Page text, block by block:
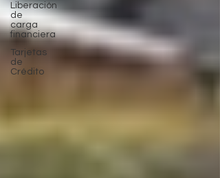
Liberación
de
carga
financiera
Tarjetas
de
Crédito